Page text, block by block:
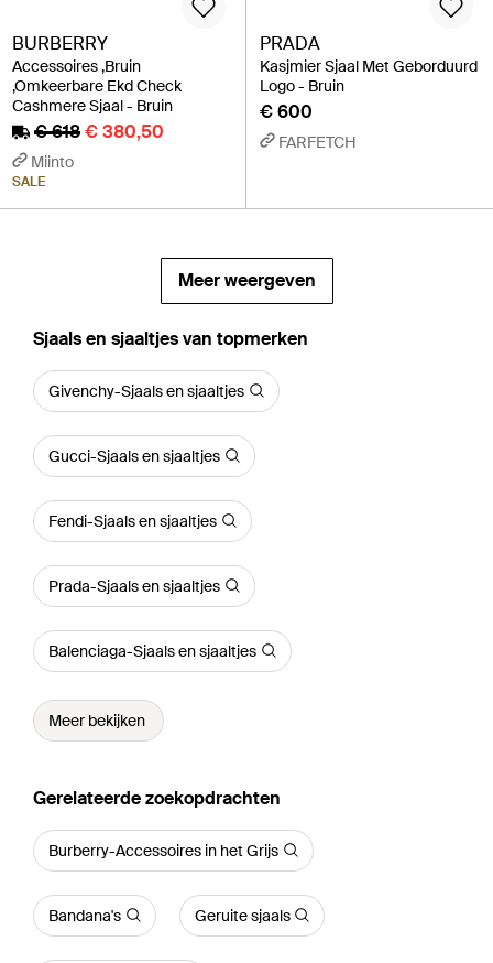
BURBERRY
Accessoires ,Bruin
,Omkeerbare Ekd Check
Cashmere Sjaal - Bruin
€ 618€ 380,50
Miinto
SALE
PRADA
Kasjmier Sjaal Met Geborduurd
Logo - Bruin
€ 600
FARFETCH
Meer weergeven
‪Sjaals en sjaaltjes‬ van topmerken
Givenchy-Sjaals en sjaaltjes
Gucci-Sjaals en sjaaltjes
Fendi-Sjaals en sjaaltjes
Prada-Sjaals en sjaaltjes
Balenciaga-Sjaals en sjaaltjes
Meer bekijken
Gerelateerde zoekopdrachten
Burberry-Accessoires in het Grijs
Bandana's Geruite sjaals